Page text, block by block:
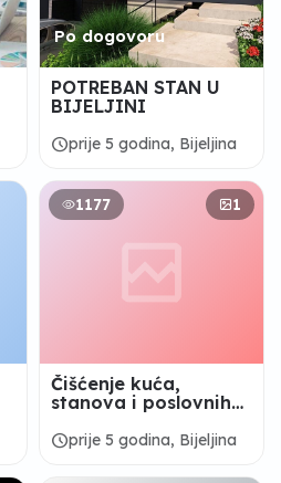
Po dogovoru
POTREBAN STAN U
BIJELJINI
scheduleprije 5 godina, Bijeljina
1177 1
Čišćenje kuća,
stanova i poslovnih
scheduleprije 5 godina, Bijeljina